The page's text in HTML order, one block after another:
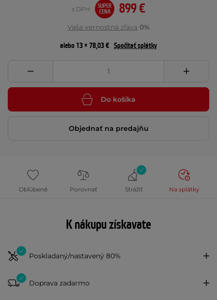
899 €
s DPH
SUPER
CENA
Vaša vernostná zľava 0%
alebo 13 × 78,03 € Spočítať splátky
Do košíka
Objednať na predajňu
Obľúbené Porovnať Strážiť Na splátky
K nákupu získavate
Poskladaný/nastavený 80%
Doprava zadarmo